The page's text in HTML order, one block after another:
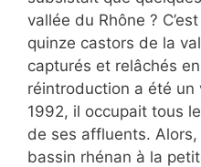
vallée du Rhône ?
quinze castors de la
capturés et relâchés
réintroduction a été un
1992, il occupait tous
de ses affluents.
bassin rhénan à la